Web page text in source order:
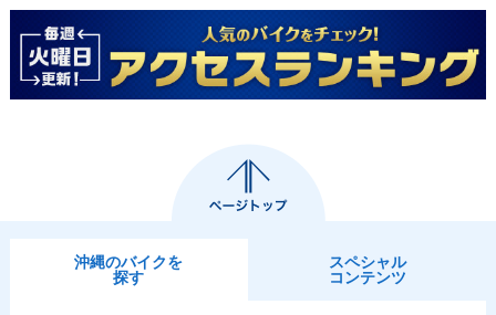
沖縄のバイクを
探す
スペシャル
コンテンツ